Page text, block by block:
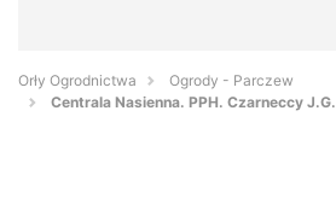
Orły Ogrodnictwa
Ogrody - Parczew
Centrala Nasienna. PPH. Czarneccy J.G.